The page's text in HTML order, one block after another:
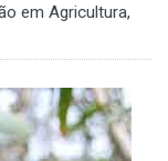
em Agricultura,